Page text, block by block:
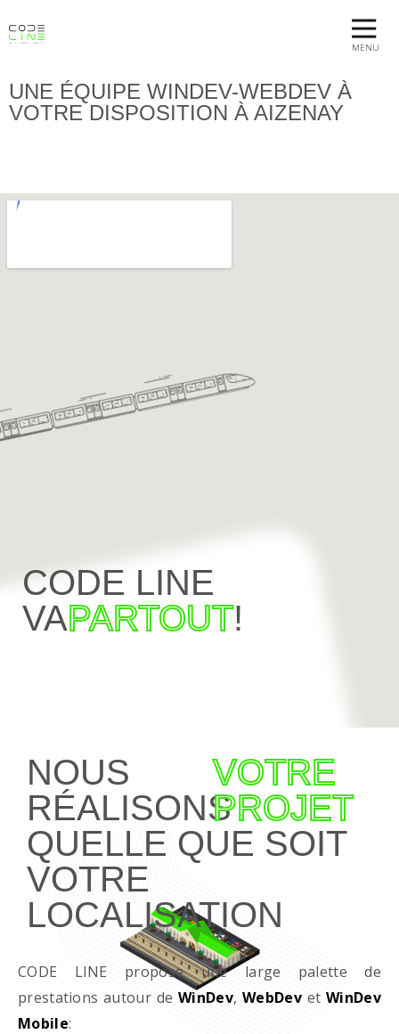
MENU
UNE ÉQUIPE WINDEV-WEBDEV À
VOTRE DISPOSITION À AIZENAY
CODE LINE
VAPARTOUT!
NOUS
RÉALISONS
VOTRE
PROJET
QUELLE QUE SOIT
VOTRE
LOCALISATION
CODE LINE propose une large palette de
prestations autour deWinDev,WebDevet WinDev
Mobile: